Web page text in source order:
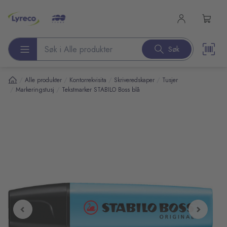
Søk etter produkter Søk
Alle produkter Kontorrekvisita Skriveredskaper Tusjer
Markeringstusj Tekstmarker STABILO Boss blå